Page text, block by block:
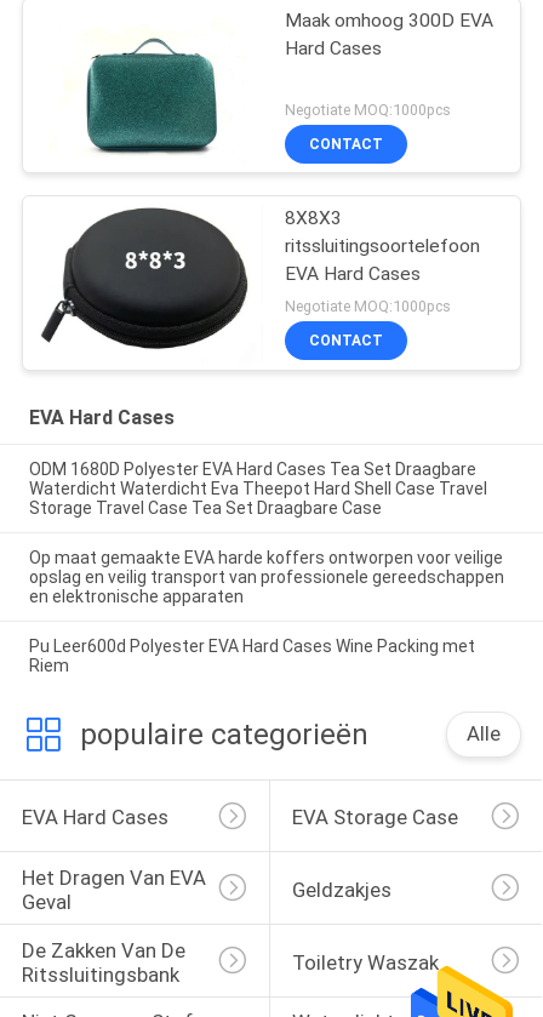
Maak omhoog 300D EVA
Hard Cases
Negotiate MOQ:1000pcs
CONTACT
8X8X3
ritssluitingsoortelefoon
EVA Hard Cases
Negotiate MOQ:1000pcs
CONTACT
EVA Hard Cases
ODM 1680D Polyester EVA Hard Cases Tea Set Draagbare
Waterdicht Waterdicht Eva Theepot Hard Shell Case Travel
Storage Travel Case Tea Set Draagbare Case
Op maat gemaakte EVA harde koffers ontworpen voor veilige
opslag en veilig transport van professionele gereedschappen
en elektronische apparaten
Pu Leer600d Polyester EVA Hard Cases Wine Packing met
Riem
populaire categorieën Alle
EVA Hard Cases EVA Storage Case
Het Dragen Van EVA
Geval
Geldzakjes
De Zakken Van De
Ritssluitingsbank
Toiletry Waszak